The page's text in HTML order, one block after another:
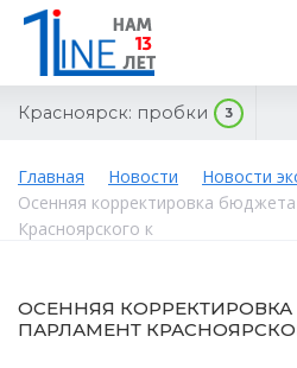
Красноярск: пробки 3
Главная Новости
Новости
Осенняя корректировка
Красноярского к
ОСЕННЯЯ
ПАРЛАМЕНТ